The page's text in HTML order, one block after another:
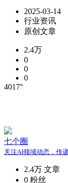
2025-03-14
行业资讯
原创文章
2.4万
0
0
0
4017°
七个圈
关注AI领域动态，传
2.4万 文章
0 粉丝